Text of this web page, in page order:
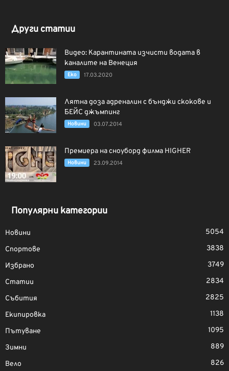
Други статии
Видео: Карантината изчисти водата в
каналите на Венеция
Еко 17.03.2020
Лятна доза адреналин с бънджи скокове и
БЕЙС джъмпинг
Новини 03.07.2014
Премиера на сноуборд филма HIGHER
Новини 23.09.2014
Популярни категории
Новини
5054
Спортове
3838
Избрано
3749
Статии
2834
Събития
2825
Екипировка
1138
Пътуване
1095
Зимни
889
Вело
826